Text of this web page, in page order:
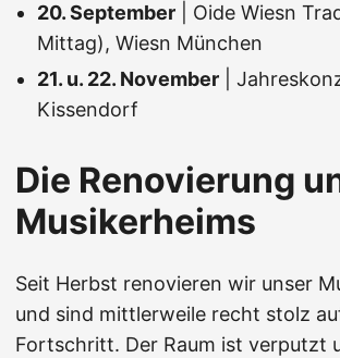
20. September | Oide Wiesn
Mittag), Wiesn München
21. u. 22. November |
Kissendorf
Die Renovierung
Musikerheims
Seit Herbst renovieren wir unser
und sind mittlerweile recht stolz
Fortschritt. Der Raum ist verputzt